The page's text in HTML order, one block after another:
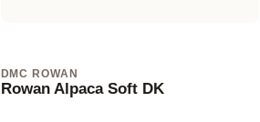
DMC ROWAN
Rowan Alpaca Soft DK